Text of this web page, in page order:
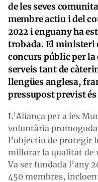
de les seves
membre actiu i del
2022 i enguany ha
trobada. El ministeri
concurs públic per la
serveis tant de
llengües anglesa,
pressupost previst és
L’Aliança per a les
voluntària
l’objectiu de protegir
millorar la qualitat de
Va ser fundada l’any
450 membres,